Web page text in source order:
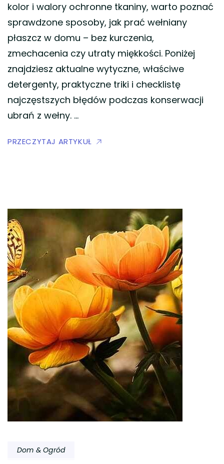
kolor i walory ochronne tkaniny, warto poznać
sprawdzone sposoby, jak prać wełniany
płaszcz w domu – bez kurczenia,
zmechacenia czy utraty miękkości. Poniżej
znajdziesz aktualne wytyczne, właściwe
detergenty, praktyczne triki i checklistę
najczęstszych błędów podczas konserwacji
ubrań z wełny. …
PRZECZYTAJ ARTYKUŁ
Dom & Ogród